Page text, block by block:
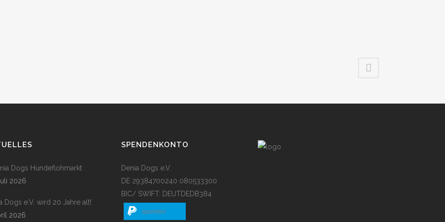
Dogs Hundeflohmarkt
2026
Dogs e.V. wird 20 Jahre alt!
2026
SPENDENKONTO
Denia Dogs e.V.
DE 29384700240 080533300
BIC/ SWIFT: DEUTDEDB384
spenden